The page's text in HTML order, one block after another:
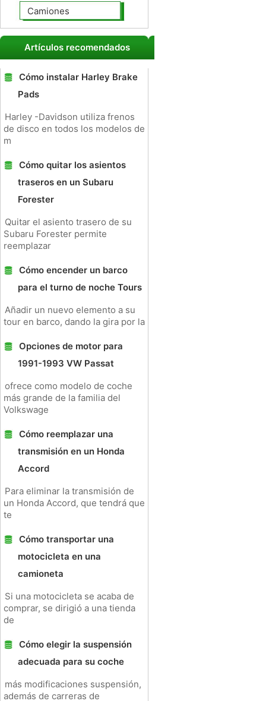
Camiones
Artículos recomendados
Cómo instalar Harley Brake
Pads
Harley -Davidson utiliza frenos
de disco en todos los modelos de
m
Cómo quitar los asientos
traseros en un Subaru
Forester
Quitar el asiento trasero de su
Subaru Forester permite
reemplazar
Cómo encender un barco
para el turno de noche Tours
Añadir un nuevo elemento a su
tour en barco, dando la gira por la
Opciones de motor para
1991-1993 VW Passat
ofrece como modelo de coche
más grande de la familia del
Volkswage
Cómo reemplazar una
transmisión en un Honda
Accord
Para eliminar la transmisión de
un Honda Accord, que tendrá que
te
Cómo transportar una
motocicleta en una
camioneta
Si una motocicleta se acaba de
comprar, se dirigió a una tienda
de
Cómo elegir la suspensión
adecuada para su coche
más modificaciones suspensión,
además de carreras de